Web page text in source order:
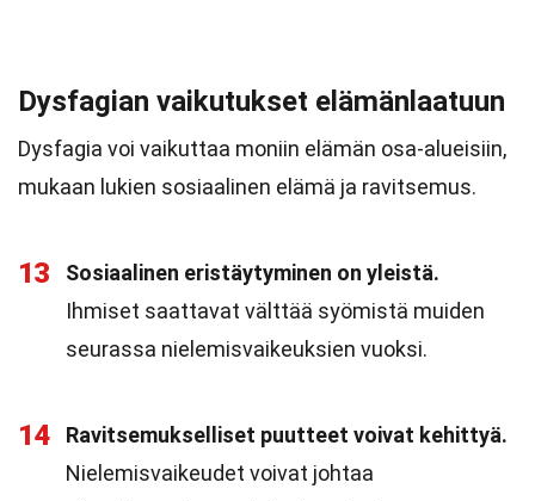
Dysfagian vaikutukset elämänlaatuun
Dysfagia voi vaikuttaa moniin elämän osa-alueisiin,
mukaan lukien sosiaalinen elämä ja ravitsemus.
13
Sosiaalinen eristäytyminen on yleistä.
Ihmiset saattavat välttää syömistä muiden
seurassa nielemisvaikeuksien vuoksi.
14
Ravitsemukselliset puutteet voivat kehittyä.
Nielemisvaikeudet voivat johtaa